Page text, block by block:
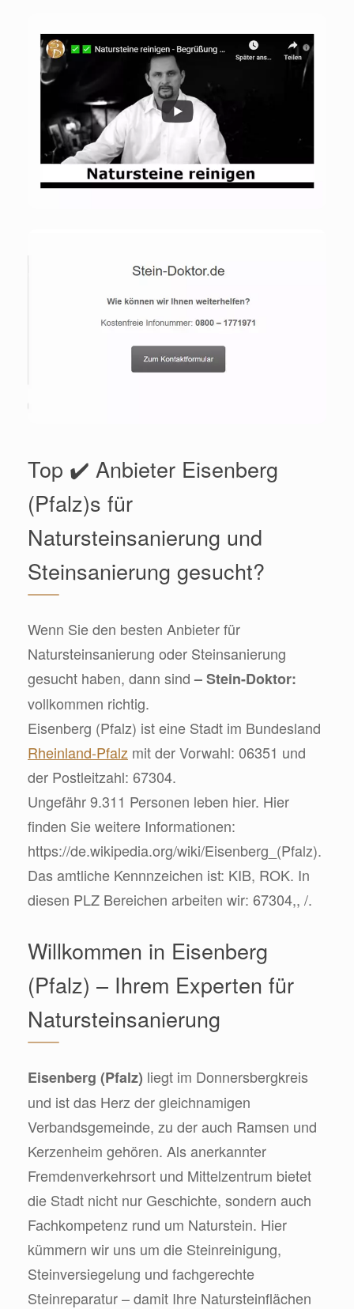
Top ✔️ Anbieter Eisenberg
(Pfalz)s für
Natursteinsanierung und
Steinsanierung gesucht?
Wenn Sie den besten Anbieter für
Natursteinsanierung oder Steinsanierung
gesucht haben, dann sind– Stein-Doktor:
vollkommen richtig.
Eisenberg (Pfalz) ist eine Stadt im Bundesland
Rheinland-Pfalz mit der Vorwahl: 06351 und
der Postleitzahl: 67304.
Ungefähr 9.311 Personen leben hier. Hier
finden Sie weitere Informationen:
https://de.wikipedia.org/wiki/Eisenberg_(Pfalz).
Das amtliche Kennnzeichen ist: KIB, ROK. In
diesen PLZ Bereichen arbeiten wir: 67304,, /.
Willkommen in Eisenberg
(Pfalz) – Ihrem Experten für
Natursteinsanierung
Eisenberg (Pfalz) liegt im Donnersbergkreis
und ist das Herz der gleichnamigen
Verbandsgemeinde, zu der auch Ramsen und
Kerzenheim gehören. Als anerkannter
Fremdenverkehrsort und Mittelzentrum bietet
die Stadt nicht nur Geschichte, sondern auch
Fachkompetenz rund um Naturstein. Hier
kümmern wir uns um die Steinreinigung,
Steinversiegelung und fachgerechte
Steinreparatur – damit Ihre Natursteinflächen